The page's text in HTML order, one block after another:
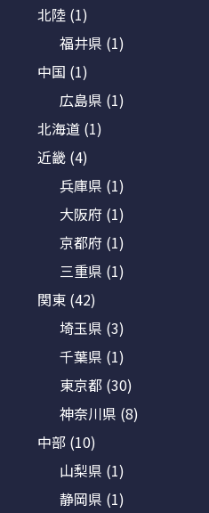
北陸 (1)
福井県 (1)
中国 (1)
広島県 (1)
北海道 (1)
近畿 (4)
兵庫県 (1)
大阪府 (1)
京都府 (1)
三重県 (1)
関東 (42)
埼玉県 (3)
千葉県 (1)
東京都 (30)
神奈川県 (8)
中部 (10)
山梨県 (1)
静岡県 (1)